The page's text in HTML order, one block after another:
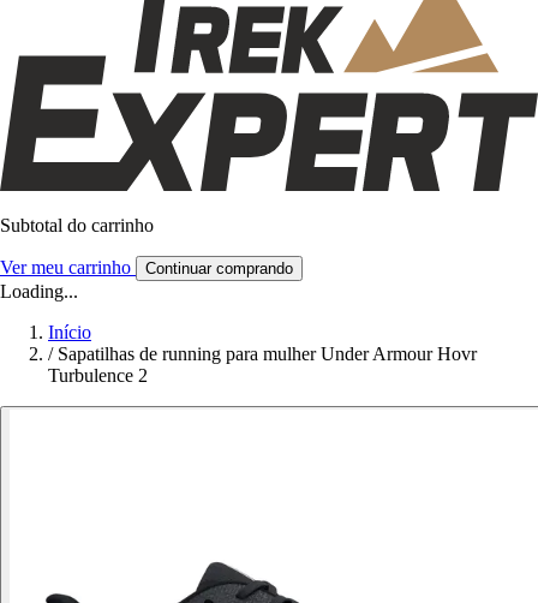
Subtotal do carrinho
Ver meu carrinho Continuar comprando
Loading...
Início
/ Sapatilhas de running para mulher Under Armour Hovr
Turbulence 2